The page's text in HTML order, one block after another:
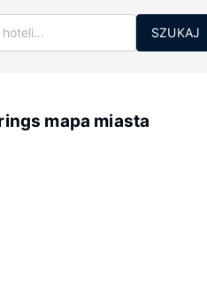
SZUKAJ
mapa miasta